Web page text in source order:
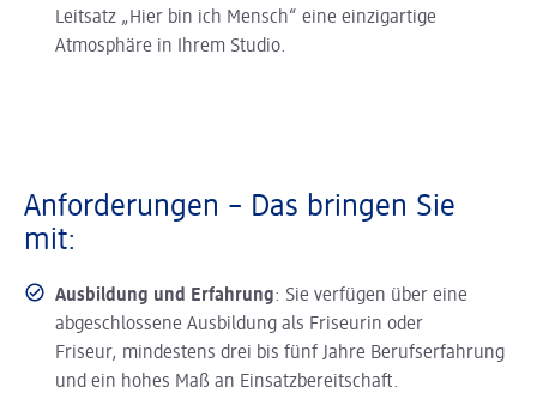
Leitsatz „Hier bin ich Mensch“ eine einzigartige
Atmosphäre in Ihrem Studio.
Anforderungen – Das bringen Sie
mit:
Ausbildung und Erfahrung: Sie verfügen über eine
abgeschlossene Ausbildung als Friseurin oder
Friseur, mindestens drei bis fünf Jahre Berufserfahrung
und ein hohes Maß an Einsatzbereitschaft.